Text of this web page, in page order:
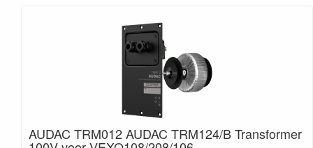
AUDAC TRM012 AUDAC TRM124/B Transformer